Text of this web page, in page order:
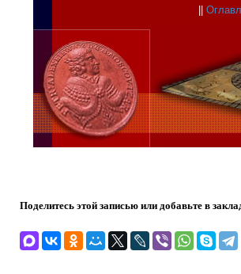
||
Поделитесь этой записью или добавьте в